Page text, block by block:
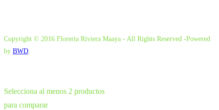
Copyright © 2016 Floreria Riviera Maaya - All Rights Reserved -Powered
by BWD.
Selecciona al menos 2 productos
para comparar